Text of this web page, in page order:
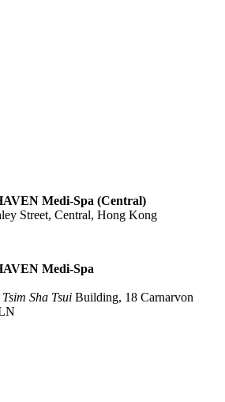
Medi-Spa (Central)
Street, Central, Hong Kong
Medi-Spa
Sha Tsui Building, 18 Carnarvon